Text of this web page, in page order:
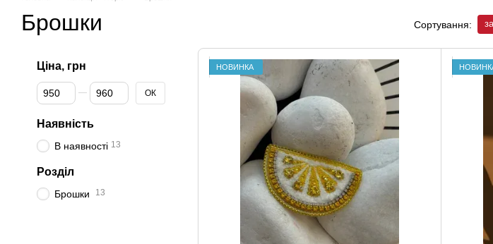
Брошки Сортування:
НОВИНКА
Ціна, грн
Від Ціна, грн
До Ціна, грн ОК
Наявність
В наявності 13
Розділ
Брошки 13